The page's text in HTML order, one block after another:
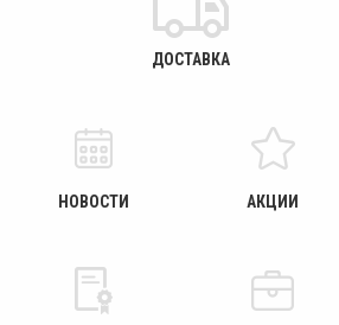
ДОСТАВКА
НОВОСТИ АКЦИИ